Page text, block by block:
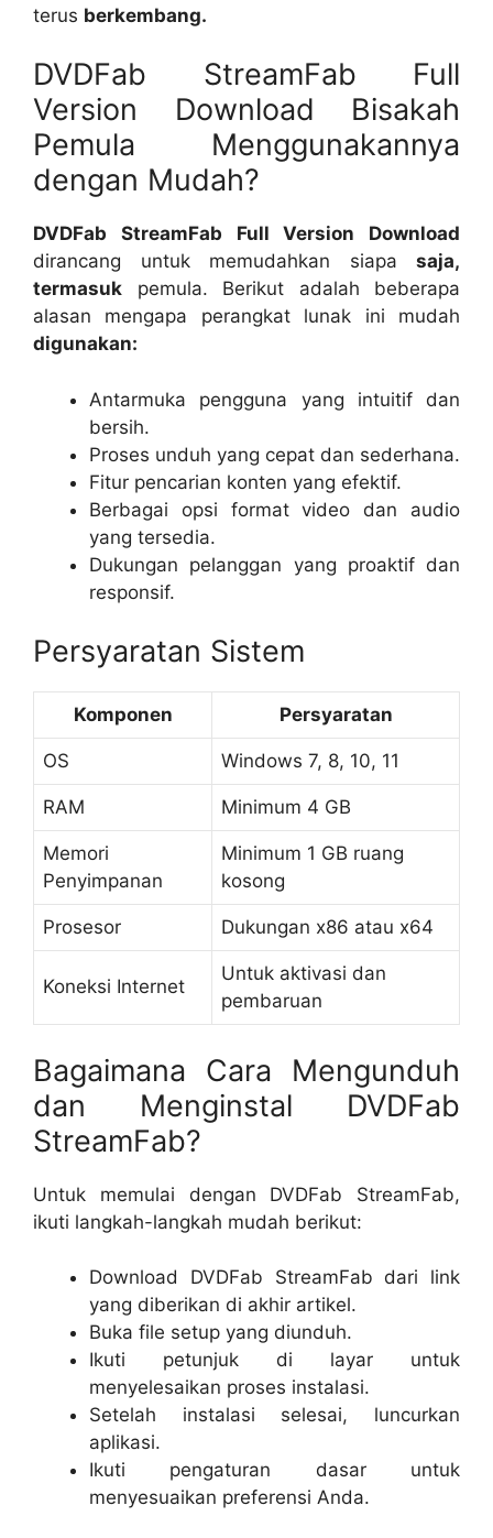
terus berkembang.
DVDFab StreamFab Full
Version Download Bisakah
Pemula Menggunakannya
dengan Mudah?
DVDFab StreamFab Full Version Download
dirancang untuk memudahkan siapa saja,
termasuk pemula. Berikut adalah beberapa
alasan mengapa perangkat lunak ini mudah
digunakan:
Antarmuka pengguna yang intuitif dan
bersih.
Proses unduh yang cepat dan sederhana.
Fitur pencarian konten yang efektif.
Berbagai opsi format video dan audio
yang tersedia.
Dukungan pelanggan yang proaktif dan
responsif.
Persyaratan Sistem
Komponen Persyaratan
OS Windows 7, 8, 10, 11
RAM Minimum 4 GB
Memori
Penyimpanan
Minimum 1 GB ruang
kosong
Prosesor Dukungan x86 atau x64
Koneksi Internet
Untuk aktivasi dan
pembaruan
Bagaimana Cara Mengunduh
dan Menginstal DVDFab
StreamFab?
Untuk memulai dengan DVDFab StreamFab,
ikuti langkah-langkah mudah berikut:
Download DVDFab StreamFab dari link
yang diberikan di akhir artikel.
Buka file setup yang diunduh.
Ikuti petunjuk di layar untuk
menyelesaikan proses instalasi.
Setelah instalasi selesai, luncurkan
aplikasi.
Ikuti pengaturan dasar untuk
menyesuaikan preferensi Anda.